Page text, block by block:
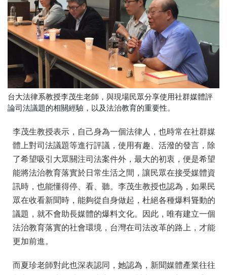
台大法律系教授李茂生老師，與現場民眾分享使用社群媒體評
論司法議題的相關經驗，以及法治教育的重要性。
李茂生教授表示，自己身為一個法律人， 也時常在社群媒
體上對司法議題等進行評議，使用有趣、 活潑的發言，除
了希望吸引大眾關注司法案件外，最大的初衷， 便是希望
能將法治教育落實於日常生活之間， 讓民眾在接受媒體資
訊時，也能懂得停、看、聽。 李茂生教授也認為，如果民
眾在收看新聞時，能夠從自身做起， 杜絕各種爆料聳動的
議題，就不會助長媒體的爆料文化。因此， 唯有建立一個
法治教育落實的社會環境，台灣在司法改革的路上， 才能
更加前進。
而夏珍老師對此也深表認同，她認為， 新聞媒體產業往往